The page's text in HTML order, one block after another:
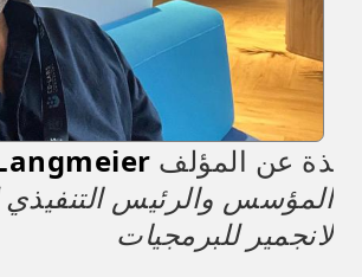
ذة عن المؤلف
المؤسس والرئيس
لانجمير للبرمجيات